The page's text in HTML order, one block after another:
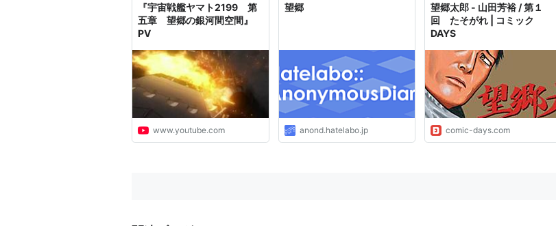
『宇宙戦艦ヤマト2199 第
五章 望郷の銀河間空間』
PV
www.youtube.com
望郷
anond.hatelabo.jp
望郷太郎 - 山田芳裕 / 第１
回 たそがれ | コミック
DAYS
comic-days.com